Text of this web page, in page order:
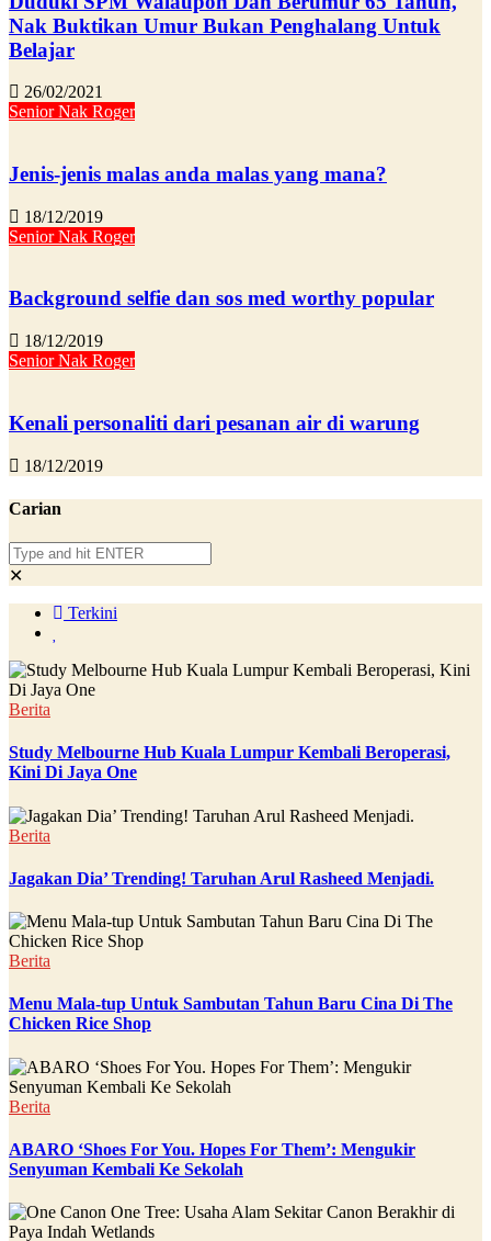
Nak Buktikan Umur Bukan Penghalang Untuk
Belajar
26/02/2021
Senior Nak Roger
Jenis-jenis malas anda malas yang mana?
18/12/2019
Senior Nak Roger
Background selfie dan sos med worthy popular
18/12/2019
Senior Nak Roger
Kenali personaliti dari pesanan air di warung
18/12/2019
Carian
✕
Terkini
Berita
Study Melbourne Hub Kuala Lumpur Kembali Beroperasi,
Kini Di Jaya One
Berita
Jagakan Dia’ Trending! Taruhan Arul Rasheed Menjadi.
Berita
Menu Mala-tup Untuk Sambutan Tahun Baru Cina Di The
Chicken Rice Shop
Berita
ABARO ‘Shoes For You. Hopes For Them’: Mengukir
Senyuman Kembali Ke Sekolah